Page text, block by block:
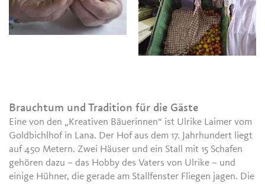
Brauchtum und Tradition für die Gäste
Eine von den „Kreativen Bäuerinnen“ ist Ulrike Laimer vom
Goldbichlhof in Lana. Der Hof aus dem 17. Jahrhundert liegt
auf 450 Metern. Zwei Häuser und ein Stall mit 15 Schafen
gehören dazu – das Hobby des Vaters von Ulrike – und
einige Hühner, die gerade am Stallfenster Fliegen jagen. Die